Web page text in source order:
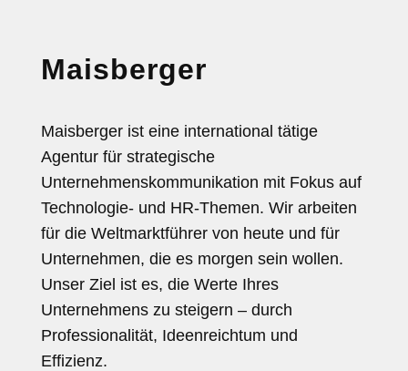
Maisberger
Maisberger ist eine international tätige
Agentur für strategische
Unternehmenskommunikation mit Fokus auf
Technologie- und HR-Themen. Wir arbeiten
für die Weltmarktführer von heute und für
Unternehmen, die es morgen sein wollen.
Unser Ziel ist es, die Werte Ihres
Unternehmens zu steigern – durch
Professionalität, Ideenreichtum und
Effizienz.